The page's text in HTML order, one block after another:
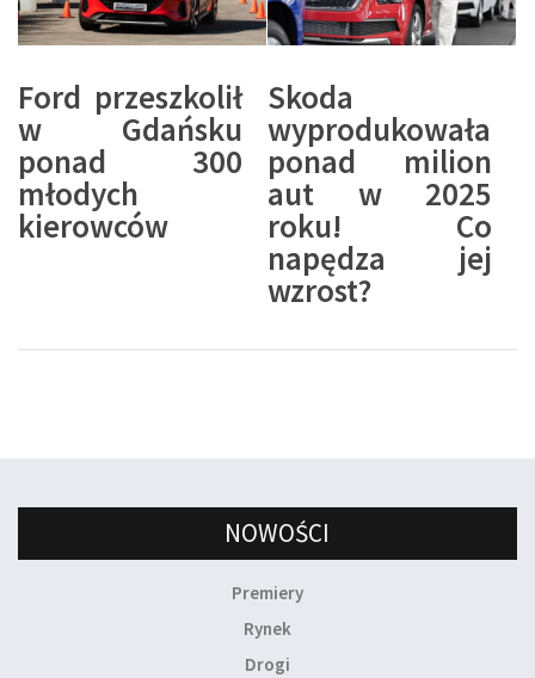
Ford przeszkolił
w Gdańsku
ponad 300
młodych
kierowców
Skoda
wyprodukowała
ponad milion
aut w 2025
roku! Co
napędza jej
wzrost?
NOWOŚCI
Premiery
Rynek
Drogi